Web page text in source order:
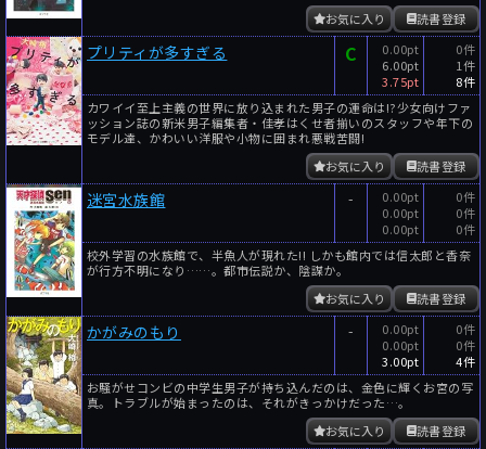
読書登録
お気に入り
プリティが多すぎる C
0.00pt
6.00pt
3.75pt
0件
1件
8件
カワイイ至上主義の世界に放り込まれた男子の運命は!?少女向けファ
ッション誌の新米男子編集者・佳孝はくせ者揃いのスタッフや年下の
モデル達、かわいい洋服や小物に囲まれ悪戦苦闘!
読書登録
お気に入り
迷宮水族館 -
0.00pt
0.00pt
0.00pt
0件
0件
0件
校外学習の水族館で、半魚人が現れた!! しかも館内では信太郎と香奈
が行方不明になり……。都市伝説か、陰謀か。
読書登録
お気に入り
かがみのもり -
0.00pt
0.00pt
3.00pt
0件
0件
4件
お騒がせコンビの中学生男子が持ち込んだのは、金色に輝くお宮の写
真。トラブルが始まったのは、それがきっかけだった…。
読書登録
お気に入り